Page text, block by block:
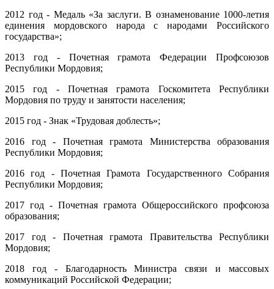
2012 год - Медаль «За заслуги. В ознаменование 1000-летия
единения мордовского народа с народами Российского
государства»;
2013 год - Почетная грамота Федерации Профсоюзов
Республики Мордовия;
2015 год - Почетная грамота Госкомитета Республики
Мордовия по труду и занятости населения;
2015 год - Знак «Трудовая доблесть»;
2016 год - Почетная грамота Министерства образования
Республики Мордовия;
2016 год - Почетная Грамота Государственного Собрания
Республики Мордовия;
2017 год - Почетная грамота Общероссийского профсоюза
образования;
2017 год - Почетная грамота Правительства Республики
Мордовия;
2018 год - Благодарность Министра связи и массовых
коммуникаций Российской Федерации;